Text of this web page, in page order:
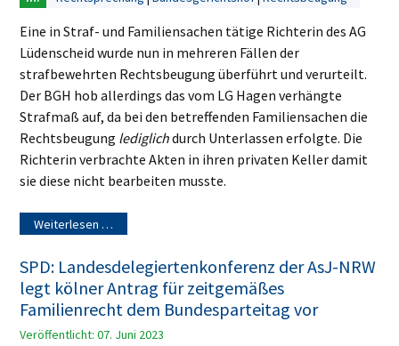
Eine in Straf- und Familiensachen tätige Richterin des AG
Lüdenscheid wurde nun in mehreren Fällen der
strafbewehrten Rechtsbeugung überführt und verurteilt.
Der BGH hob allerdings das vom LG Hagen verhängte
Strafmaß auf, da bei den betreffenden Familiensachen die
Rechtsbeugung lediglichdurch Unterlassen erfolgte. Die
Richterin verbrachte Akten in ihren privaten Keller damit
sie diese nicht bearbeiten musste.
Weiterlesen …
SPD: Landesdelegiertenkonferenz der AsJ-NRW
legt kölner Antrag für zeitgemäßes
Familienrecht dem Bundesparteitag vor
Veröffentlicht: 07. Juni 2023